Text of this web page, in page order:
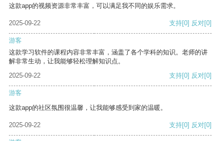
这款app的视频资源非常丰富，可以满足我不同的娱乐需求。
2025-09-22 支持[0] 反对[0]
游客
这款学习软件的课程内容非常丰富，涵盖了各个学科的知识。老师的讲
解非常生动，让我能够轻松理解知识点。
2025-09-22
支持[0] 反对[0]
游客
这款app的社区氛围很温馨，让我能够感受到家的温暖。
2025-09-22 支持[0] 反对[0]